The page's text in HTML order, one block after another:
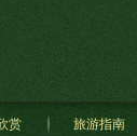
赏 旅游指南